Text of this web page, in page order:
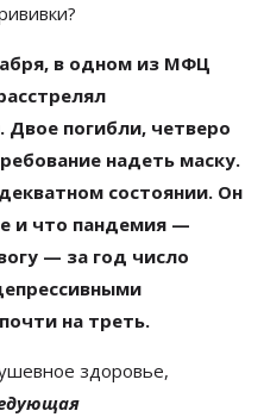
в одном из МФЦ
погибли, четверо
надеть маску.
состоянии. Он
и что пандемия —
— за год число
на треть.
здоровье,